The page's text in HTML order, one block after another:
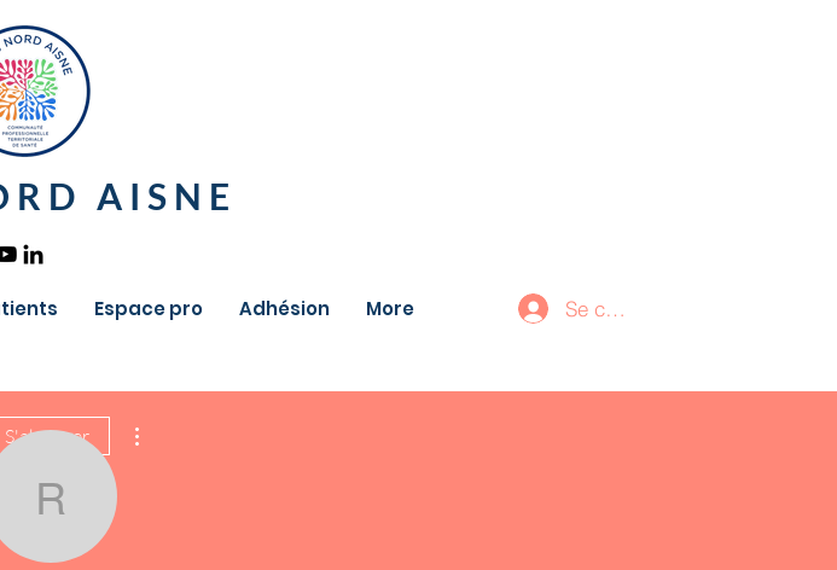
AISNE
Espace pro Adhésion More Se connecter
romain FAGNIOT
S'abonner